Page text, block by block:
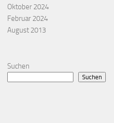
Oktober 2024
Februar 2024
August 2013
Suchen
Suchen